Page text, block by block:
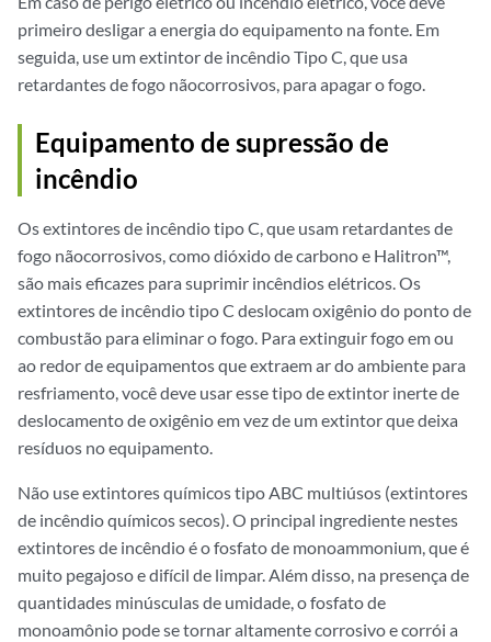
primeiro desligar a energia do equipamento na fonte. Em
seguida, use um extintor de incêndio Tipo C, que usa
retardantes de fogo nãocorrosivos, para apagar o fogo.
Equipamento de supressão de
incêndio
Os extintores de incêndio tipo C, que usam retardantes de
fogo nãocorrosivos, como dióxido de carbono e Halitron™,
são mais eficazes para suprimir incêndios elétricos. Os
extintores de incêndio tipo C deslocam oxigênio do ponto de
combustão para eliminar o fogo. Para extinguir fogo em ou
ao redor de equipamentos que extraem ar do ambiente para
resfriamento, você deve usar esse tipo de extintor inerte de
deslocamento de oxigênio em vez de um extintor que deixa
resíduos no equipamento.
Não use extintores químicos tipo ABC multiúsos (extintores
de incêndio químicos secos). O principal ingrediente nestes
extintores de incêndio é o fosfato de monoammonium, que é
muito pegajoso e difícil de limpar. Além disso, na presença de
quantidades minúsculas de umidade, o fosfato de
monoamônio pode se tornar altamente corrosivo e corrói a